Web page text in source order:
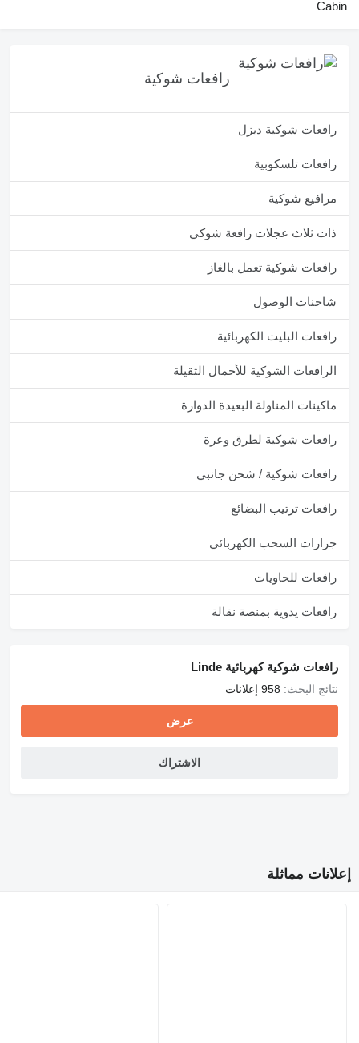
Cabin
رافعات شوكية
رافعات شوكية ديزل
رافعات تلسكوبية
مرافيع شوكية
ذات ثلاث عجلات رافعة شوكي
رافعات شوكية تعمل بالغاز
شاحنات الوصول
رافعات البليت الكهربائية
الرافعات الشوكية للأحمال الثقيلة
ماكينات المناولة البعيدة الدوارة
رافعات شوكية لطرق وعرة
رافعات شوكية / شحن جانبي
رافعات ترتيب البضائع
جرارات السحب الكهربائي
رافعات للحاويات
رافعات يدوية بمنصة نقالة
رافعات شوكية كهربائية Linde
نتائج البحث: 958 إعلانات
عرض
الاشتراك
إعلانات مماثلة